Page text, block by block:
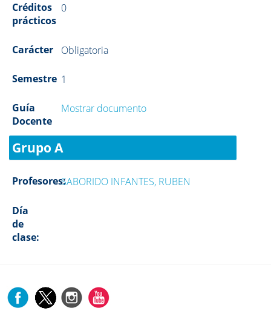
Créditos
prácticos
0
Carácter Obligatoria
Semestre 1
Guía
Docente
Mostrar documento
Grupo A
Profesores:SABORIDO INFANTES, RUBEN
Día
de
clase: